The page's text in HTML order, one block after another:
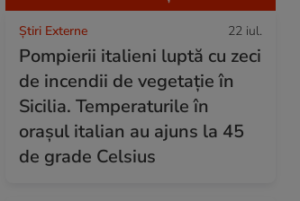
Știri Externe 22 iul.
Pompierii italieni luptă cu zeci
de incendii de vegetație în
Sicilia. Temperaturile în
orașul italian au ajuns la 45
de grade Celsius